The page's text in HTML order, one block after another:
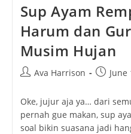
Sup Ayam
Harum dan
Musim Hujan
PostAva Harrison
PostJune
Oke, jujur aja ya… dari
pernah gue makan, sup
soal bikin suasana jadi